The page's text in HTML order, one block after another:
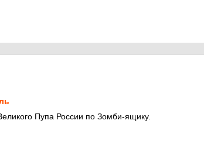
Пупа России по Зомби-ящику.